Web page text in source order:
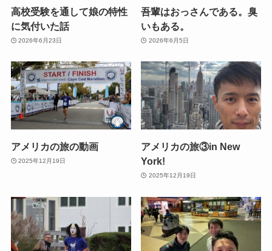
高校受験を通して娘の特性
に気付いた話
2026年6月23日
吾輩はおっさんである。臭
いもある。
2026年6月5日
アメリカの旅の動画
2025年12月19日
アメリカの旅③in New
York!
2025年12月19日